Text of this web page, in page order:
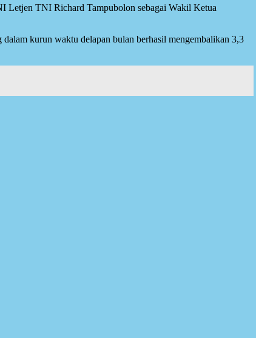
Letjen TNI Richard Tampubolon sebagai Wakil Ketua
kurun waktu delapan bulan berhasil mengembalikan 3,3